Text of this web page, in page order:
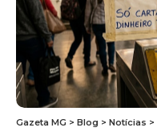
Gazeta MG > Blog > Notícias >